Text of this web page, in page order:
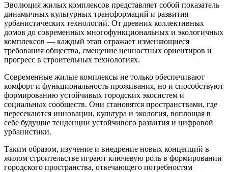
Эволюция жилых комплексов представляет собой показатель
динамичных культурных трансформаций и развития
урбанистических технологий. От древних коллективных
домов до современных многофункциональных и экологичных
комплексов — каждый этап отражает изменяющиеся
требования общества, смещение ценностных ориентиров и
прогресс в строительных технологиях.
Современные жилые комплексы не только обеспечивают
комфорт и функциональность проживания, но и способствуют
формированию устойчивых городских экосистем и
социальных сообществ. Они становятся пространствами, где
пересекаются инновации, культура и экология, воплощая в
себе будущие тенденции устойчивого развития и цифровой
урбанистики.
Таким образом, изучение и внедрение новых концепций в
жилом строительстве играют ключевую роль в формировании
городского пространства, отвечающего потребностям